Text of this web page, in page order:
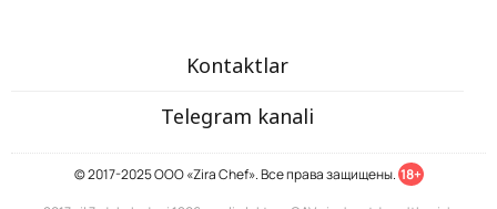
Kontaktlar
Telegram kanali
© 2017-2025 ООО «Zira Chef». Все права защищены. 18+